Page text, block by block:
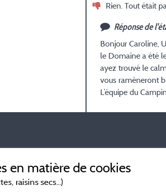
Rien. Tout était
Réponse de
Bonjour Caroline,
le Domaine a été
ayez trouvé le
vous ramèneront
L’équipe du
et soumis à un contrôle.En savoir plus
en matière de cookies
raisins secs...)